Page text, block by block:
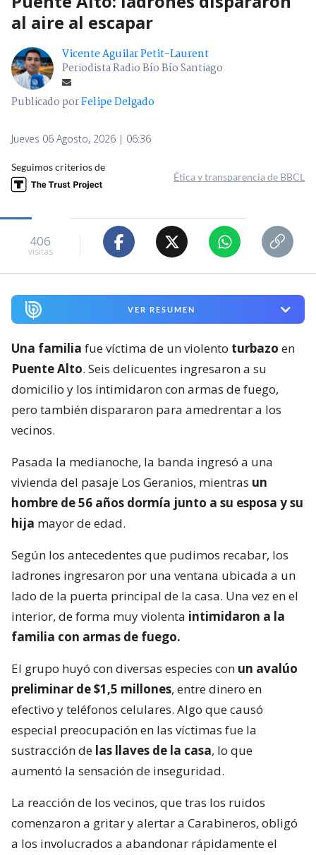
al aire al escapar
Vicente Aguilar Petit-Laurent
Periodista Radio Bío Bío Santiago
Publicado porFelipe Delgado
Jueves 06 Agosto, 2026 | 06:36
Seguimos criterios de
Ética y transparencia de BBCL
406
visitas
VER RESUMEN
Una familia fue víctima de un violento turbazo en
Puente Alto. Seis delicuentes ingresaron a su
domicilio y los intimidaron con armas de fuego,
pero también dispararon para amedrentar a los
vecinos.
Pasada la medianoche, la banda ingresó a una
vivienda del pasaje Los Geranios, mientras un
hombre de 56 años dormía junto a su esposa y su
hija mayor de edad.
Según los antecedentes que pudimos recabar, los
ladrones ingresaron por una ventana ubicada a un
lado de la puerta principal de la casa. Una vez en el
interior, de forma muy violenta intimidaron a la
familia con armas de fuego.
El grupo huyó con diversas especies con un avalúo
preliminar de $1,5 millones, entre dinero en
efectivo y teléfonos celulares. Algo que causó
especial preocupación en las víctimas fue la
sustracción de las llaves de la casa, lo que
aumentó la sensación de inseguridad.
La reacción de los vecinos, que tras los ruidos
comenzaron a gritar y alertar a Carabineros, obligó
a los involucrados a abandonar rápidamente el